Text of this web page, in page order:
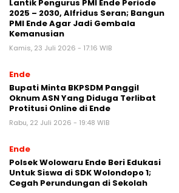
Lantik Pengurus PMI Ende Periode
2025 – 2030, Alfridus Seran; Bangun
PMI Ende Agar Jadi Gembala
Kemanusian
Kamis, 23 Juli 2026 - 17:16 WIB
Ende
Bupati Minta BKPSDM Panggil
Oknum ASN Yang Diduga Terlibat
Protitusi Online di Ende
Rabu, 22 Juli 2026 - 19:48 WIB
Ende
Polsek Wolowaru Ende Beri Edukasi
Untuk Siswa di SDK Wolondopo 1;
Cegah Perundungan di Sekolah